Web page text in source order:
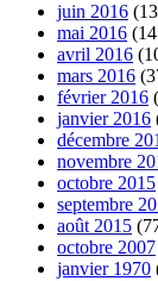
juin 2016
mai 2016
avril 2016
mars 2016
février 2016
janvier 2016
décembre
novembre
octobre 2015
septembre
août 2015
octobre 2007
janvier 1970